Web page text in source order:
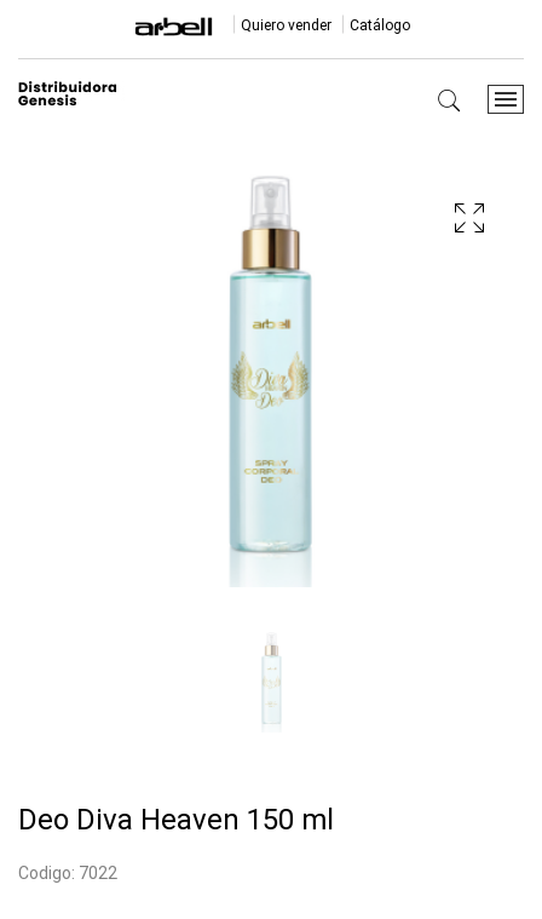
Quiero vender Catálogo
Deo Diva Heaven 150 ml
Codigo: 7022